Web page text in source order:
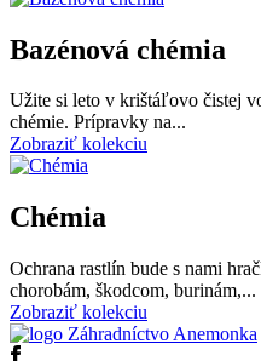
Bazénová chémia
Užite si leto v krištáľovo čistej
chémie. Prípravky na...
Zobraziť kolekciu
Chémia
Ochrana rastlín bude s nami
chorobám, škodcom, burinám,...
Zobraziť kolekciu